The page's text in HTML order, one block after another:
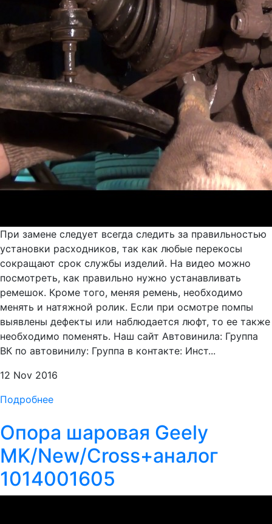
При замене следует всегда следить за правильностью
установки расходников, так как любые перекосы
сокращают срок службы изделий. На видео можно
посмотреть, как правильно нужно устанавливать
ремешок. Кроме того, меняя ремень, необходимо
менять и натяжной ролик. Если при осмотре помпы
выявлены дефекты или наблюдается люфт, то ее также
необходимо поменять. Наш сайт Автовинила: Группа
ВК по автовинилу: Группа в контакте: Инст...
12 Nov 2016
Подробнее
Опора шаровая Geely
MK/New/Cross+аналог
1014001605